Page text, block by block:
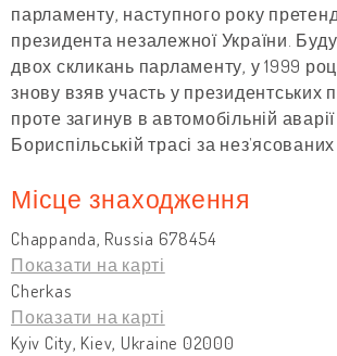
парламенту, наступного року
президента незалежної України.
двох скликань парламенту, у 1999
знову взяв участь у президентських
проте загинув в автомобільній
Бориспільській трасі за
Місце знаходження
Chappanda, Russia 678454
Показати на карті
Cherkas
Показати на карті
Kyiv City, Kiev, Ukraine 02000